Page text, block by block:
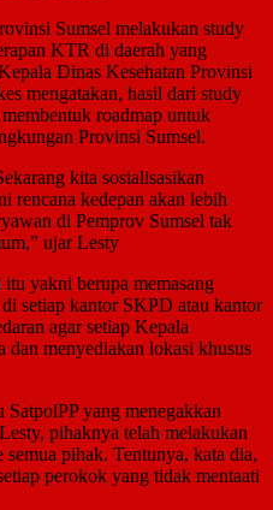
Sumsel melakukan study
KTR di daerah yang
Dinas Kesehatan Provinsi
mengatakan, hasil dari study
roadmap untuk
Provinsi Sumsel.
kita sosialisasikan
rencana kedepan akan lebih
di Pemprov Sumsel tak
ujar Lesty
yakni berupa memasang
setiap kantor SKPD atau kantor
agar setiap Kepala
dan menyediakan lokasi khusus
yang menegakkan
pihaknya telah melakukan
semua pihak. Tentunya, kata dia,
perokok yang tidak mentaati